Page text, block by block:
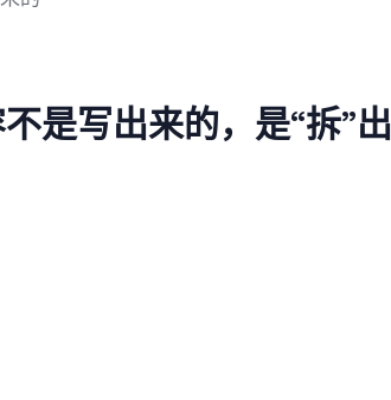
是写出来的，是“拆”出